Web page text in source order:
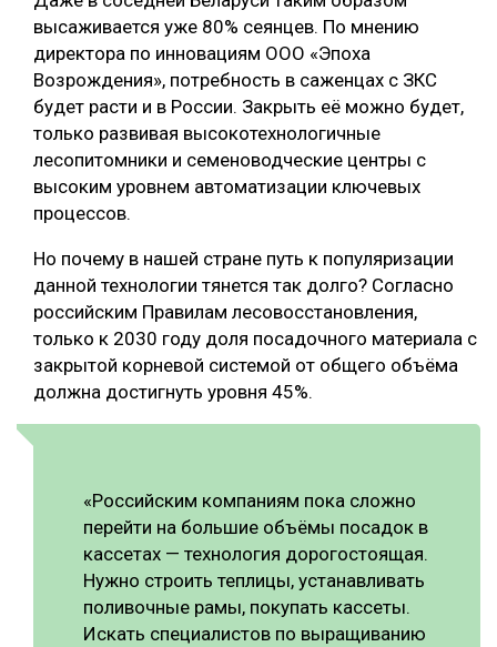
высаживается уже 80% сеянцев. По мнению
директора по инновациям ООО «Эпоха
Возрождения», потребность в саженцах с ЗКС
будет расти и в России. Закрыть её можно будет,
только развивая высокотехнологичные
лесопитомники и семеноводческие центры с
высоким уровнем автоматизации ключевых
процессов.
Но почему в нашей стране путь к популяризации
данной технологии тянется так долго? Согласно
российским Правилам лесовосстановления,
только к 2030 году доля посадочного материала с
закрытой корневой системой от общего объёма
должна достигнуть уровня 45%.
«Российским компаниям пока сложно
перейти на большие объёмы посадок в
кассетах — технология дорогостоящая.
Нужно строить теплицы, устанавливать
поливочные рамы, покупать кассеты.
Искать специалистов по выращиванию